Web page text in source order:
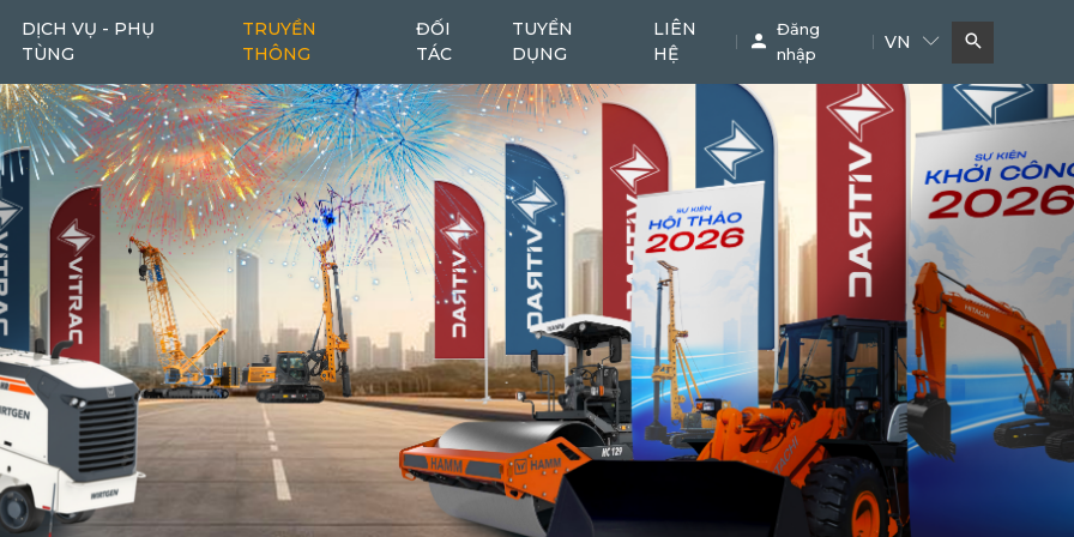
Máy cào bóc
6
Máy cào bóc tái chế
1
Bơm bê tông
11 38
Máy san Phụ kiện chuyên dụng Khác
DỊCH VỤ - PHỤ
TÙNG
TRUYỀN
THÔNG
ĐỐI
TÁC
TUYỂN
DỤNG
LIÊN
HỆ
Đăng
nhập
VN